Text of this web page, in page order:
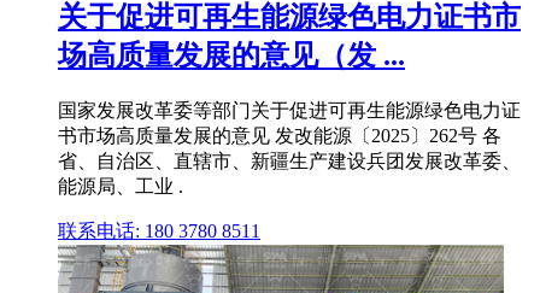
关于促进可再生能源绿色电力证书市
场高质量发展的意见（发 ...
国家发展改革委等部门关于促进可再生能源绿色电力证
书市场高质量发展的意见 发改能源〔2025〕262号 各
省、自治区、直辖市、新疆生产建设兵团发展改革委、
能源局、工业 .
联系电话: 180 3780 8511